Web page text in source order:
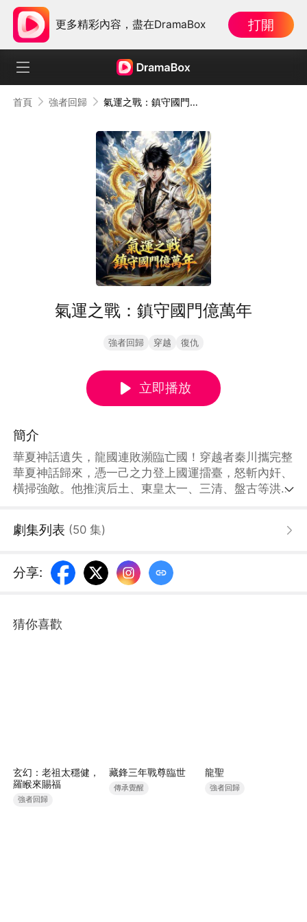
更多精彩內容，盡在DramaBox 打開
首頁 強者回歸 氣運之戰：鎮守國門億萬年
氣運之戰：鎮守國門億萬年
強者回歸 穿越 復仇
立即播放
簡介
華夏神話遺失，龍國連敗瀕臨亡國！穿越者秦川攜完整
華夏神話歸來，憑一己之力登上國運擂臺，怒斬內奸、
橫掃強敵。他推演后土、東皇太一、三清、盤古等洪荒
者，諸神共誅！從此龍國屹立萬界，諸神鎮守國門億萬
劇集列表 (50 集)
分享:
猜你喜歡
玄幻：老祖太穩健，
羅睺來賜福
強者回歸
藏鋒三年戰尊臨世
傳承覺醒
龍聖
強者回歸